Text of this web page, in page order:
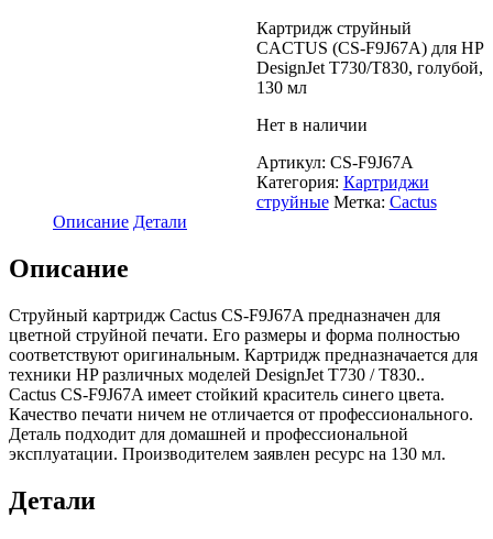
составляла
5,903.00₽.
4,919.00₽.
Картридж струйный
CACTUS (CS-F9J67A) для HP
DesignJet T730/T830, голубой,
130 мл
Нет в наличии
Артикул: CS-F9J67A
Категория: Картриджи
струйные Метка: Cactus
Описание Детали
Описание
Струйный картридж Cactus CS-F9J67A предназначен для
цветной струйной печати. Его размеры и форма полностью
соответствуют оригинальным. Картридж предназначается для
техники HP различных моделей DesignJet T730 / T830..
Cactus CS-F9J67A имеет стойкий краситель синего цвета.
Качество печати ничем не отличается от профессионального.
Деталь подходит для домашней и профессиональной
эксплуатации. Производителем заявлен ресурс на 130 мл.
Детали